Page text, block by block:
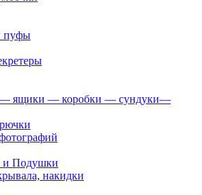
пуфы
ящики — коробки — сундуки—
и Подушки
накидки